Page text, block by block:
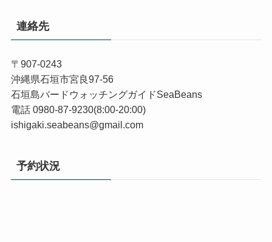
連絡先
〒907-0243
沖縄県石垣市宮良97-56
石垣島バードウォッチングガイドSeaBeans
電話 0980-87-9230(8:00-20:00)
ishigaki.seabeans@gmail.com
予約状況